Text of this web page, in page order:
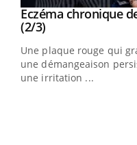
Youtube
Eczéma chronique
(2/3)Youtube
Une plaque rouge qui
une démangeaison
une irritation ...